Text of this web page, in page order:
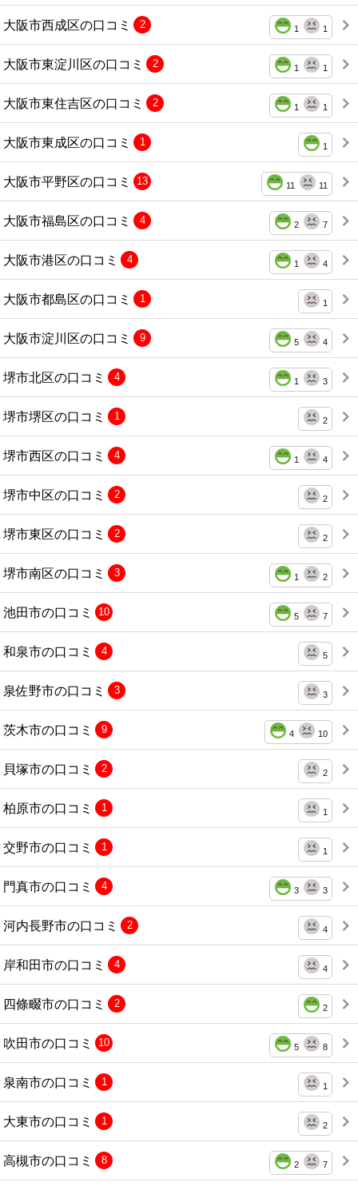
大阪市西成区の口コミ 1 1
2
大阪市東淀川区の口コミ 1 1
2
大阪市東住吉区の口コミ 1 1
2
大阪市東成区の口コミ 1
1
大阪市平野区の口コミ 11 11
13
大阪市福島区の口コミ 2 7
4
大阪市港区の口コミ 1 4
4
大阪市都島区の口コミ 1
1
大阪市淀川区の口コミ 5 4
9
堺市北区の口コミ 1 3
4
堺市堺区の口コミ 2
1
堺市西区の口コミ 1 4
4
堺市中区の口コミ 2
2
堺市東区の口コミ 2
2
堺市南区の口コミ 1 2
3
池田市の口コミ 5 7
10
和泉市の口コミ 5
4
泉佐野市の口コミ 3
3
茨木市の口コミ 4 10
9
貝塚市の口コミ 2
2
柏原市の口コミ 1
1
交野市の口コミ 1
1
門真市の口コミ 3 3
4
河内長野市の口コミ 4
2
岸和田市の口コミ 4
4
四條畷市の口コミ 2
2
吹田市の口コミ 5 8
10
泉南市の口コミ 1
1
大東市の口コミ 2
1
高槻市の口コミ 2 7
8